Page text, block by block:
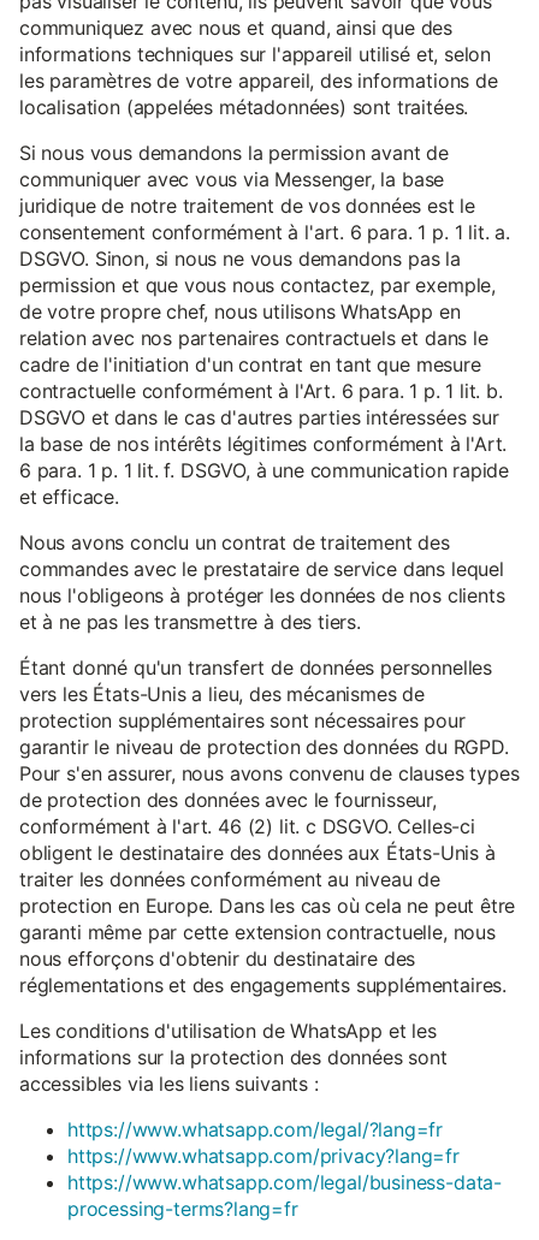
communiquez avec nous et quand, ainsi que des
informations techniques sur l'appareil utilisé et, selon
les paramètres de votre appareil, des informations de
localisation (appelées métadonnées) sont traitées.
Si nous vous demandons la permission avant de
communiquer avec vous via Messenger, la base
juridique de notre traitement de vos données est le
consentement conformément à l'art. 6 para. 1 p. 1 lit. a.
DSGVO. Sinon, si nous ne vous demandons pas la
permission et que vous nous contactez, par exemple,
de votre propre chef, nous utilisons WhatsApp en
relation avec nos partenaires contractuels et dans le
cadre de l'initiation d'un contrat en tant que mesure
contractuelle conformément à l'Art. 6 para. 1 p. 1 lit. b.
DSGVO et dans le cas d'autres parties intéressées sur
la base de nos intérêts légitimes conformément à l'Art.
6 para. 1 p. 1 lit. f. DSGVO, à une communication rapide
et efficace.
Nous avons conclu un contrat de traitement des
commandes avec le prestataire de service dans lequel
nous l'obligeons à protéger les données de nos clients
et à ne pas les transmettre à des tiers.
Étant donné qu'un transfert de données personnelles
vers les États-Unis a lieu, des mécanismes de
protection supplémentaires sont nécessaires pour
garantir le niveau de protection des données du RGPD.
Pour s'en assurer, nous avons convenu de clauses types
de protection des données avec le fournisseur,
conformément à l'art. 46 (2) lit. c DSGVO. Celles-ci
obligent le destinataire des données aux États-Unis à
traiter les données conformément au niveau de
protection en Europe. Dans les cas où cela ne peut être
garanti même par cette extension contractuelle, nous
nous efforçons d'obtenir du destinataire des
réglementations et des engagements supplémentaires.
Les conditions d'utilisation de WhatsApp et les
informations sur la protection des données sont
accessibles via les liens suivants :
https://www.whatsapp.com/legal/?lang=fr
https://www.whatsapp.com/privacy?lang=fr
https://www.whatsapp.com/legal/business-data-
processing-terms?lang=fr